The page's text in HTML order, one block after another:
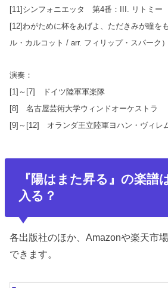
[11]シンフォニエッタ 第4番：III. リトミ
[12]わがために杯をあげよ、ただきみが瞳を
ル・カルコット / arr. フィリップ・スパー
演奏：
[1]～[7] ドイツ陸軍軍楽隊
[8] 名古屋芸術大学ウィンドオーケストラ
[9]～[12] オランダ王立陸軍ヨハン・ヴィレ
『陽はまた昇る 』の楽譜
入る？
各出版社のほか、Amazonや楽天市
できます。